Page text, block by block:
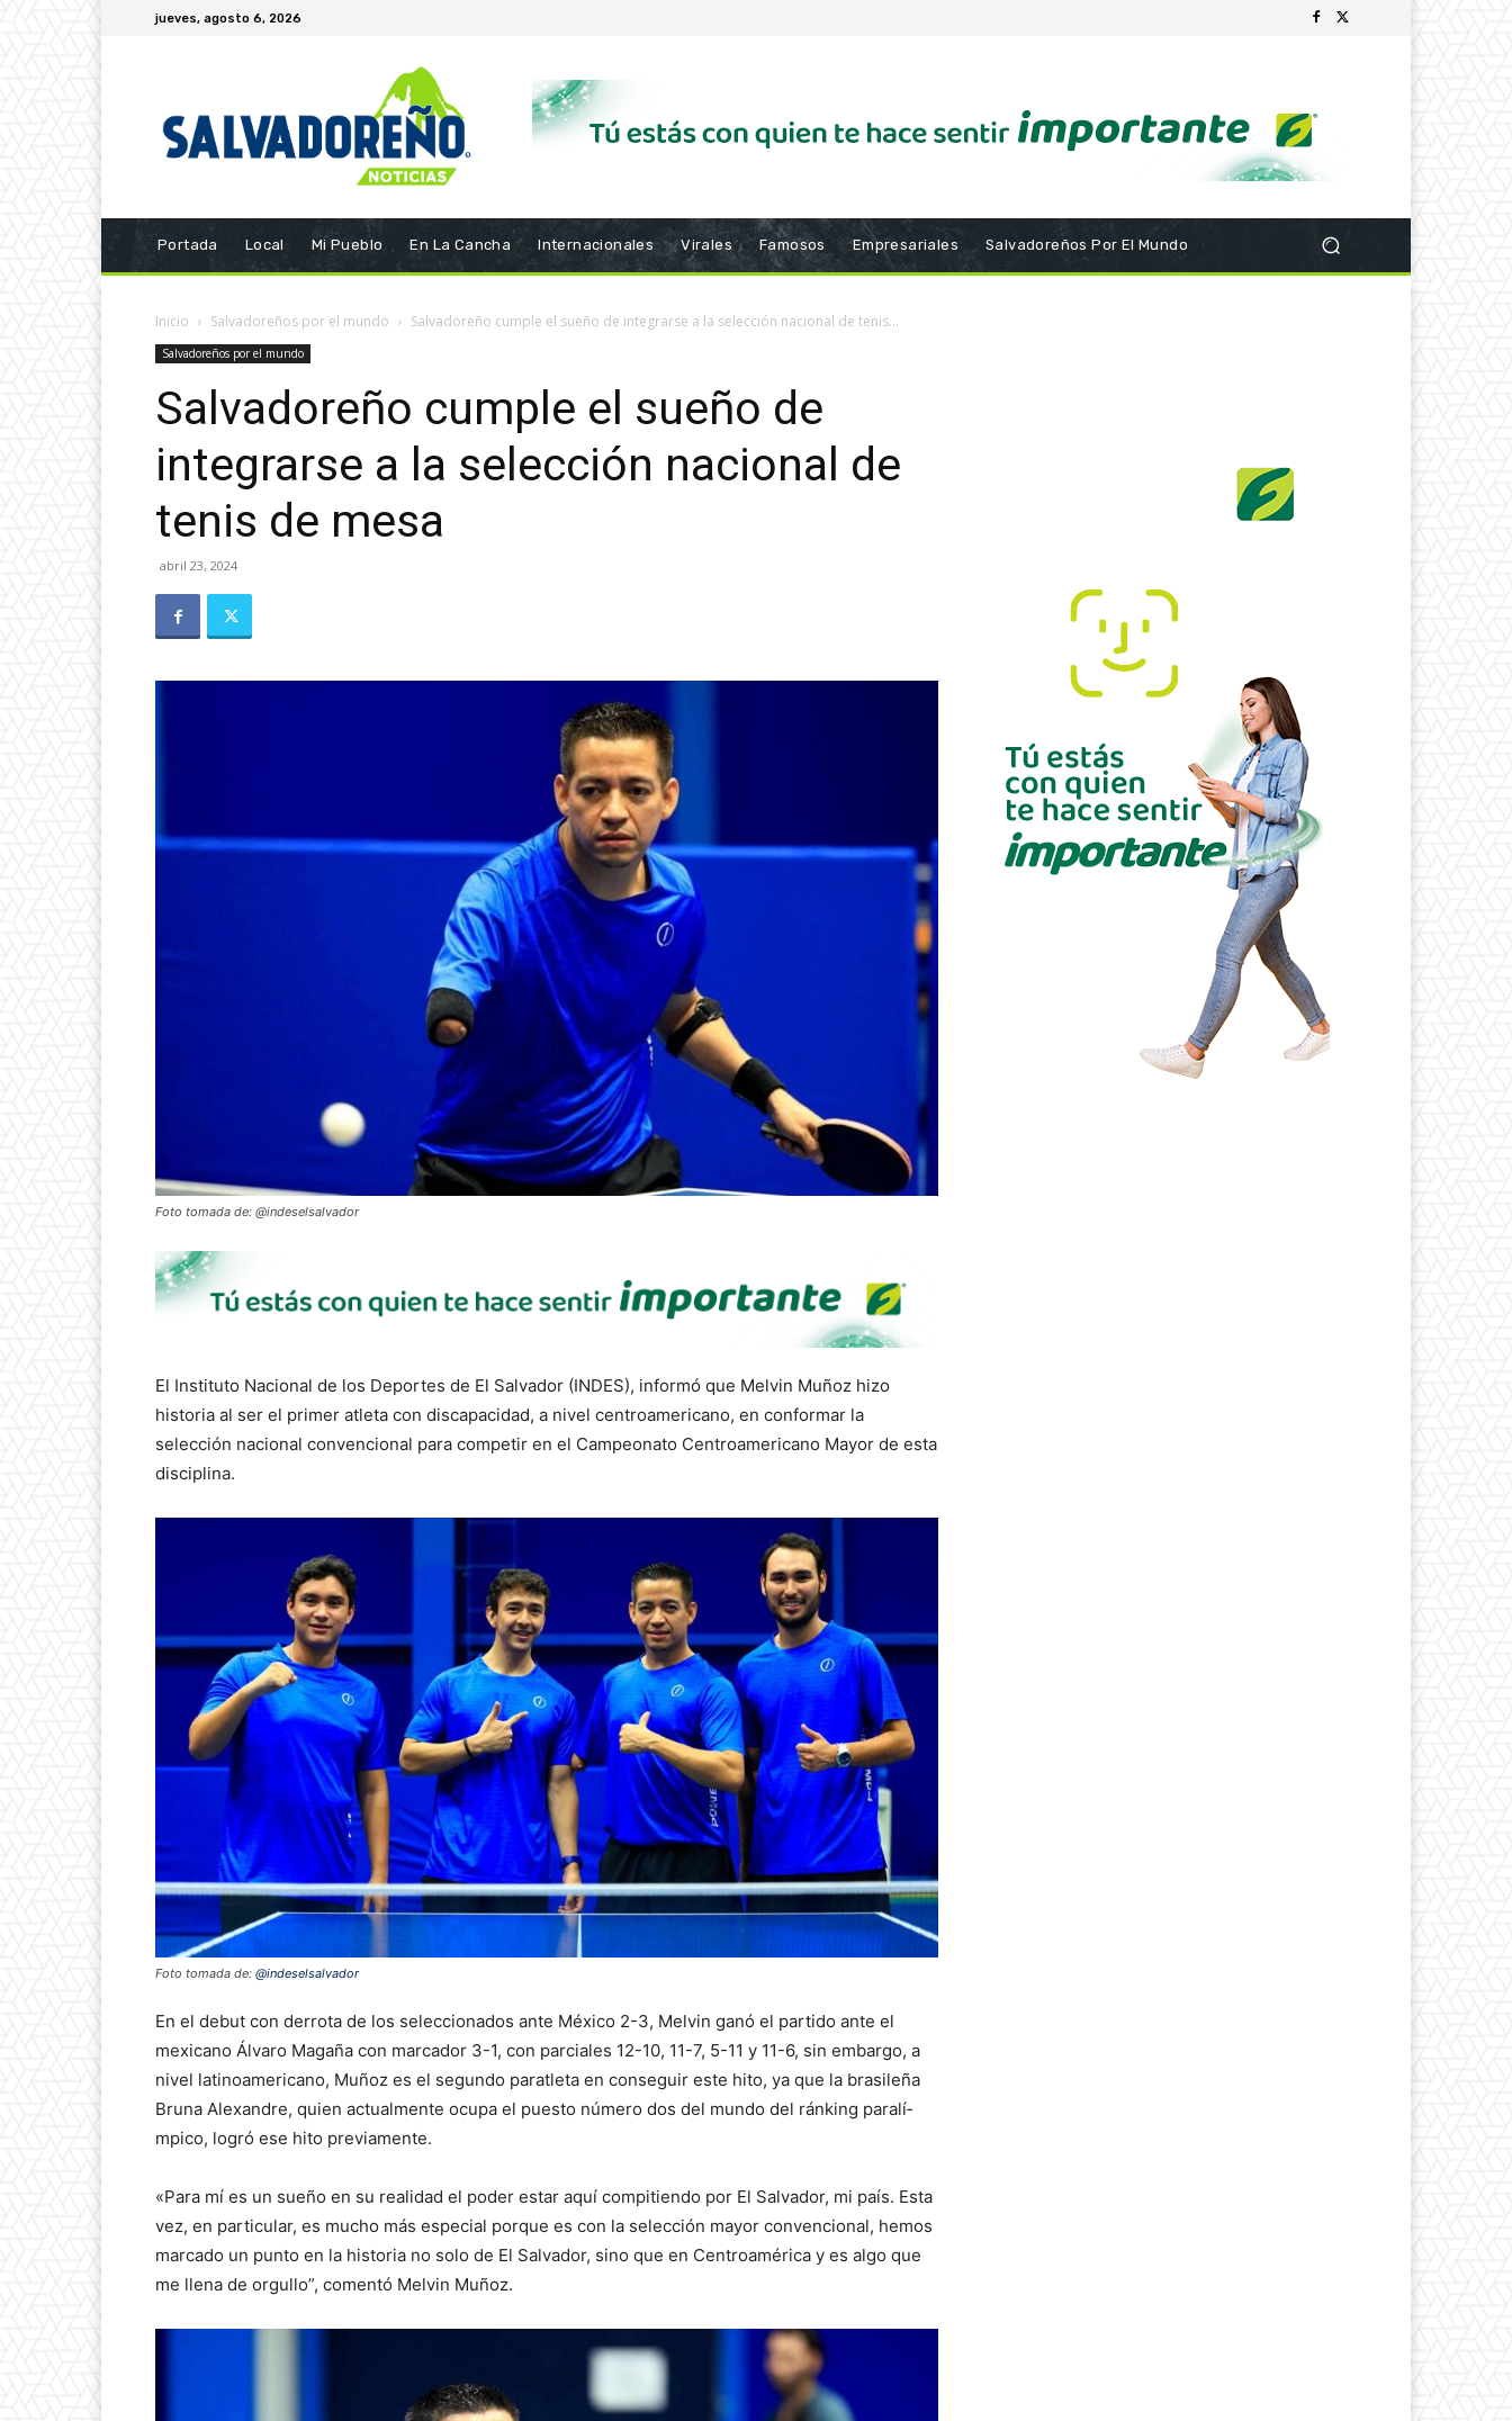
jueves, agosto 6, 2026
Portada Local Mi Pueblo En La Cancha Internacionales Virales Famosos Empresariales Salvadoreños Por El Mundo
Inicio Salvadoreños por el mundo Salvadoreño cumple el sueño de integrarse a la selección nacional de tenis...
Salvadoreños por el mundo
Salvadoreño cumple el sueño de
integrarse a la selección nacional de
tenis de mesa
abril 23, 2024
Foto tomada de: @indeselsalvador
El Instituto Nacional de los Deportes de El Salvador (INDES), informó que Melvin Muñoz hizo
historia al ser el primer atleta con discapacidad, a nivel centroamericano, en conformar la
selección nacional convencional para competir en el Campeonato Centroamericano Mayor de esta
disciplina.
Foto tomada de: @indeselsalvador
En el debut con derrota de los seleccionados ante México 2-3, Melvin ganó el partido ante el
mexicano Álvaro Magaña con marcador 3-1, con parciales 12-10, 11-7, 5-11 y 11-6, sin embargo, a
nivel latinoamericano, Muñoz es el segundo paratleta en conseguir este hito, ya que la brasileña
Bruna Alexandre, quien actualmente ocupa el puesto número dos del mundo del ránking paralí­
mpico, logró ese hito previamente.
«Para mí es un sueño en su realidad el poder estar aquí­ compitiendo por El Salvador, mi país. Esta
vez, en particular, es mucho más especial porque es con la selección mayor convencional, hemos
marcado un punto en la historia no solo de El Salvador, sino que en Centroamérica y es algo que
me llena de orgullo”, comentó Melvin Muñoz.